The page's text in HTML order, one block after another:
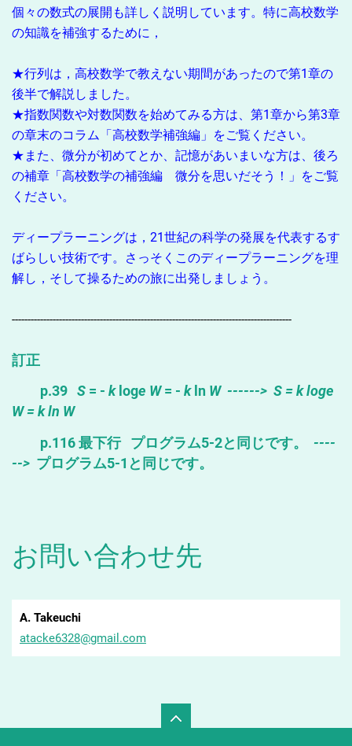
個々の数式の展開も詳しく説明しています。特に高校数学
の知識を補強するために，
★行列は，高校数学で教えない期間があったので第1章の
後半で解説しました。
★指数関数や対数関数を始めてみる方は、第1章から第3章
の章末のコラム「高校数学補強編」をご覧ください。
★また、微分が初めてとか、記憶があいまいな方は、後ろ
の補章「高校数学の補強編 微分を思いだそう！」をご覧
ください。
ディープラーニングは，21世紀の科学の発展を代表するす
ばらしい技術です。さっそくこのディープラーニングを理
解し，そして操るための旅に出発しましょう。
-----------------------------------------------------------------------------------------
訂正
p.39 S= - kloge W= - kln W ------> S=kloge
W=kln W
p.116 最下行 プログラム5-2と同じです。
----
--> プログラム5-1と同じです。
お問い合わせ先
A. Takeuchi
atacke6328@gmail .com